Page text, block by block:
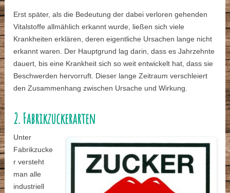
Erst später, als die Bedeutung der dabei verloren gehenden
Vitalstoffe allmählich erkannt wurde, ließen sich viele
Krankheiten erklären, deren eigentliche Ursachen lange nicht
erkannt waren. Der Hauptgrund lag darin, dass es Jahrzehnte
dauert, bis eine Krankheit sich so weit entwickelt hat, dass sie
Beschwerden hervorruft. Dieser lange Zeitraum verschleiert
den Zusammenhang zwischen Ursache und Wirkung.
2. Fabrikzuckerarten
Unter
Fabrikzucke
r versteht
man alle
industriell